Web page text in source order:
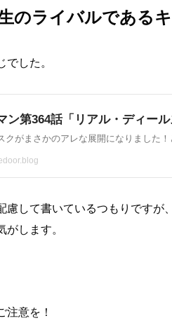
のライバルである
でした。
慮して書いているつもりですが
します。
注意を！